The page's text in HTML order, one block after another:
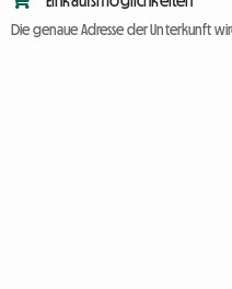
Die genaue Adresse der Unterkunft